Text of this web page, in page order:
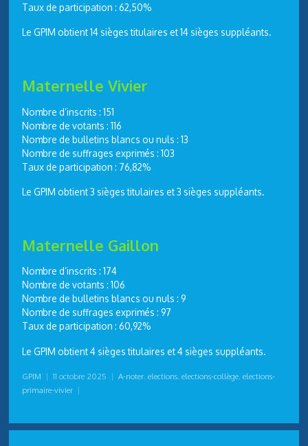
Taux de participation : 62,50%
Le GPIM obtient 14 sièges titulaires et 14 sièges suppléants.
Maternelle Vivier
Nombre d’inscrits : 151
Nombre de votants : 116
Nombre de bulletins blancs ou nuls : 13
Nombre de suffrages exprimés : 103
Taux de participation : 76,82%
Le GPIM obtient 3 sièges titulaires et 3 sièges suppléants.
Maternelle Gaillon
Nombre d’inscrits : 174
Nombre de votants : 106
Nombre de bulletins blancs ou nuls : 9
Nombre de suffrages exprimés : 97
Taux de participation : 60,92%
Le GPIM obtient 4 sièges titulaires et 4 sièges suppléants.
GPIM | 11 octobre 2025 | A-noter,elections,elections-collège,elections-
primaire-vivier |